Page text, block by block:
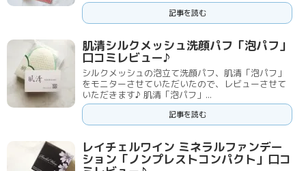
記事を読む
肌清シルクメッシュ洗顔パフ「泡パフ」
口コミレビュー♪
シルクメッシュの泡立て洗顔パフ、肌清「泡パフ」
をモニターさせていただいたので、レビューさせて
いただきます♪ 肌清「泡パフ」...
記事を読む
レイチェルワイン ミネラルファンデー
ション「ノンプレストコンパクト」口コ